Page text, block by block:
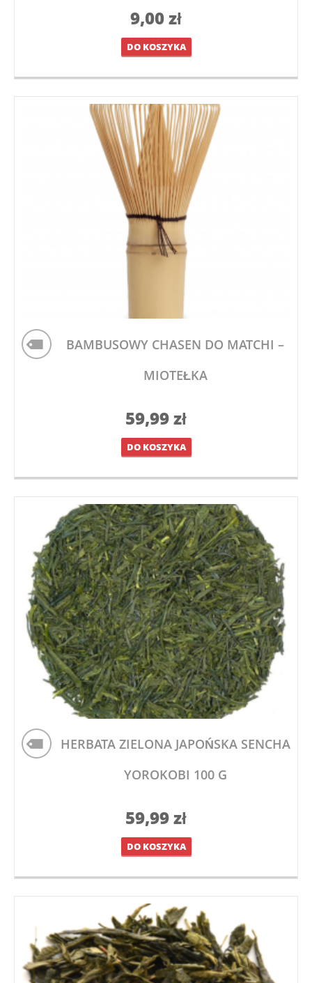
9,00zł
DO KOSZYKA
BAMBUSOWY CHASEN DO MATCHI –
MIOTEŁKA
59,99zł
DO KOSZYKA
HERBATA ZIELONA JAPOŃSKA SENCHA
YOROKOBI 100 G
59,99zł
DO KOSZYKA